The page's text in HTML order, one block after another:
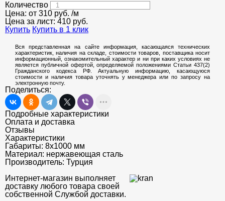
Количество
Цена: от 310 руб. /м
Цена за лист: 410 руб.
Купить Купить в 1 клик
Вся представленная на сайте информация, касающаяся технических
характеристик, наличия на складе, стоимости товаров, поставщика носит
информационный, ознакомительный характер и ни при каких условиях не
является публичной офертой, определяемой положениями Статьи 437(2)
Гражданского кодекса РФ. Актуальную информацию, касающуюся
стоимости и наличия товара уточнять у менеджера или по запросу на
электронную почту.
Поделиться:
Подробные характеристики
Оплата и доставка
Отзывы
Характеристики
Габариты: 8х1000 мм
Материал: нержавеющая сталь
Производитель: Турция
Интернет-магазин выполняет
доставку любого товара своей
собственной Службой доставки.